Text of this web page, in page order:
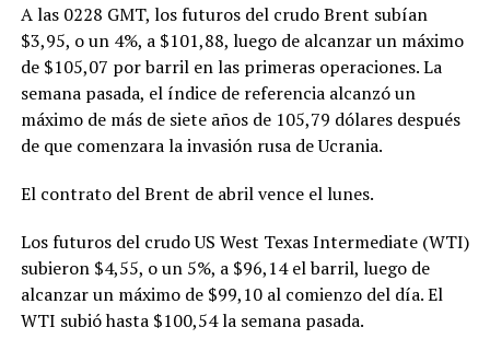
A las 0228 GMT, los futuros del crudo Brent subían
$3,95, o un 4%, a $101,88, luego de alcanzar un máximo
de $105,07 por barril en las primeras operaciones. La
semana pasada, el índice de referencia alcanzó un
máximo de más de siete años de 105,79 dólares después
de que comenzara la invasión rusa de Ucrania.
El contrato del Brent de abril vence el lunes.
Los futuros del crudo US West Texas Intermediate (WTI)
subieron $4,55, o un 5%, a $96,14 el barril, luego de
alcanzar un máximo de $99,10 al comienzo del día. El
WTI subió hasta $100,54 la semana pasada.